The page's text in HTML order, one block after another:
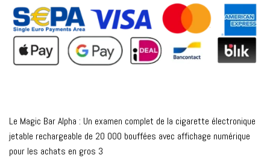
Le Magic Bar Alpha : Un examen complet de la cigarette électronique
jetable rechargeable de 20 000 bouffées avec affichage numérique
pour les achats en gros 3